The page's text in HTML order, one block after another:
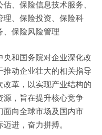
、保险信息技术服务、
理、保险投资、保险科
、保险风险管理
和国务院对企业深化改
动企业壮大的相关指导
革，以实现产业结构的
源，旨在提升核心竞争
面向全球市场及国内市
进，奋力拼搏。